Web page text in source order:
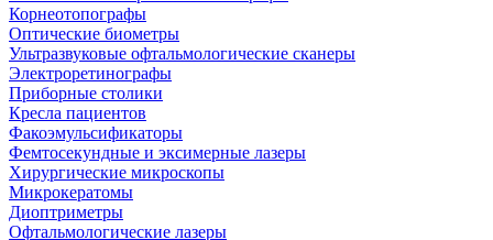
Корнеотопографы
Оптические биометры
Ультразвуковые офтальмологические сканеры
Электроретинографы
Приборные столики
Кресла пациентов
Факоэмульсификаторы
Фемтосекундные и эксимерные лазеры
Хирургические микроскопы
Микрокератомы
Диоптриметры
Офтальмологические лазеры